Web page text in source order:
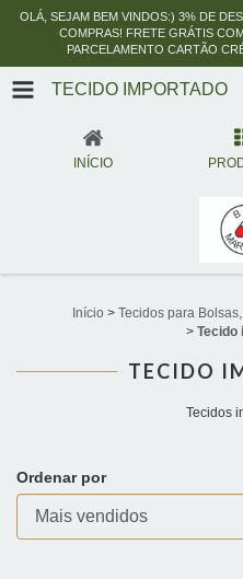
OLÁ, SEJAM BEM VINDOS:) 3% DE
COMPRAS! FRETE GRÁTIS
PARCELAMENTO CARTÃO
TECIDO IMPORTADO
INÍCIO
Início > Tecidos para
> Tecido
TECIDO
Tecidos
Ordenar por